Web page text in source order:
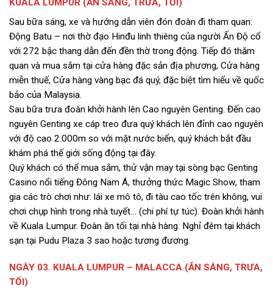
KUALA LUMPUR (ĂN SÁNG, TRƯA, TỐI)
Sau bữa sáng, xe và hướng dẫn viên đón đoàn đi tham quan:
Động Batu – nơi thờ đạo Hinđu linh thiêng của người Ấn Độ cổ
với 272 bậc thang dẫn đến đền thờ trong động. Tiếp đó thăm
quan và mua sắm tại cửa hàng đặc sản địa phương, Cửa hàng
miễn thuế, Cửa hàng vàng bạc đá quý, đặc biệt tìm hiểu về quốc
bảo của Malaysia.
Sau bữa trưa đoàn khởi hành lên Cao nguyên Genting. Đến cao
nguyên Genting xe cáp treo đưa quý khách lên đỉnh cao nguyên
với độ cao 2.000m so với mặt nước biển, quý khách bắt đầu
khám phá thế giới sống động tại đây.
Quý khách có thể mua sắm, thử vận may tại sòng bạc Genting
Casino nổi tiếng Đông Nam Á, thưởng thức Magic Show, tham
gia các trò chơi như: lái xe mô tô, đi tàu cao tốc trên không, vui
chơi chụp hình trong nhà tuyết… (chi phí tự túc). Đoàn khởi hành
về Kuala Lumpur. Đoàn ăn tối tại nhà hàng. Nghỉ đêm tại khách
sạn tại Pudu Plaza 3 sao hoặc tương đương.
NGÀY 03. KUALA LUMPUR – MALACCA (ĂN SÁNG, TRƯA,
TỐI)